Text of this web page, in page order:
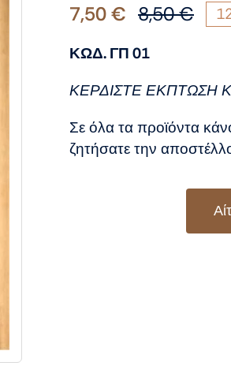
8,50€
7,50€
Η
ΚΩΔ. ΓΠ 01
ΚΕΡΔΙΣΤΕ ΕΚΠΤΩΣΗ
Σε όλα τα προϊόντα
ζητήσατε την